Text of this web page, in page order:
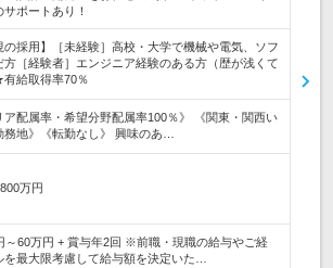
ポートあり！
の採用】［未経験］高校・大学で機械や電気、ソフ
方［経験者］エンジニア経験のある方（歴が浅くて
給取得率70％
ア配属率・希望分野配属率100％》 《関東・関西い
務地》《転勤なし》 興味のあ…
万円
～60万円 + 賞与年2回 ※前職・現職の給与やご経
を最大限考慮して給与額を決定いた…